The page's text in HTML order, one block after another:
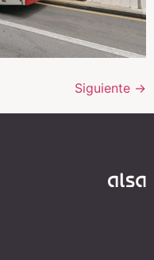
Siguiente →